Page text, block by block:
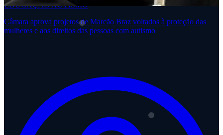
EDUCAÇÃOAUTISMO
Câmara aprova projetos de Marcão Braz voltados à proteção das
mulheres e aos direitos das pessoas com autismo